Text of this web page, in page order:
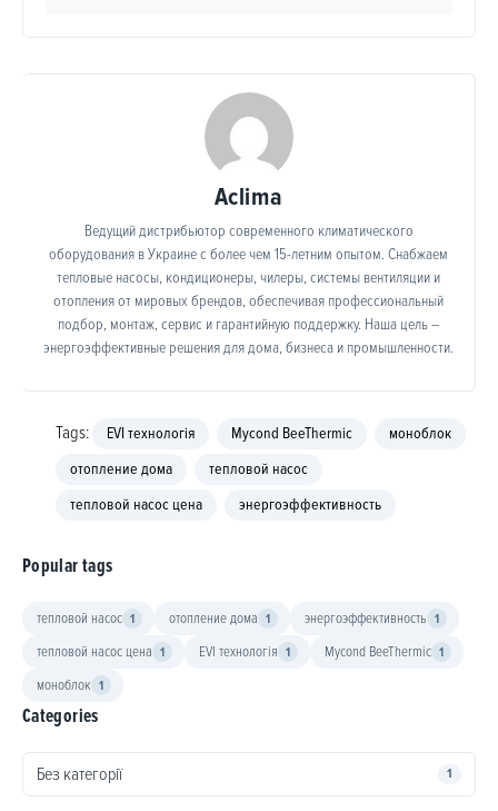
Aclima
Ведущий дистрибьютор современного климатического
оборудования в Украине с более чем 15-летним опытом. Снабжаем
тепловые насосы, кондиционеры, чилеры, системы вентиляции и
отопления от мировых брендов, обеспечивая профессиональный
подбор, монтаж, сервис и гарантийную поддержку. Наша цель –
энергоэффективные решения для дома, бизнеса и промышленности.
Tags: EVI технологія Mycond BeeThermic
моноблок
отопление дома
тепловой насос
тепловой насос цена
энергоэффективность
Popular tags
тепловой насос 1 отопление дома 1 энергоэффективность 1
тепловой насос цена 1 EVI технологія 1 Mycond BeeThermic 1
моноблок 1
Categories
Без категорії 1